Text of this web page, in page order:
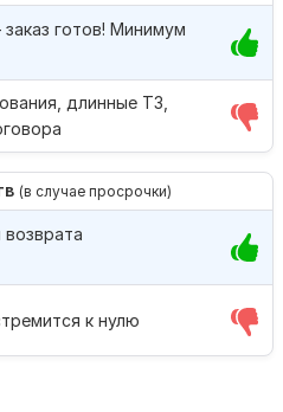
длинные ТЗ,
готов! Минимум
(в случае просрочки)
к нулю
возврата